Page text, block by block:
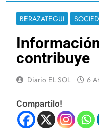
BERAZATEGUI
contribuye
Diario EL SOL 6
Compartilo!